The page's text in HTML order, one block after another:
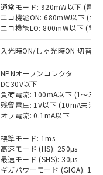
通常モード: 920mW以下 (電
エコ機能ON: 680mW以下 (電
エコ機能LO: 800mW以下 (電
入光時ON/しゃ光時ON 切替式
NPNオープンコレクタ
DC30V以下
負荷電流: 100mA以下 (1～3
残留電圧: 1V以下 (10mA未満
オフ電流: 0.1mA以下
標準モード: 1ms
高速モード (HS): 250µs
最速モード (SHS): 30µs
ギガパワーモード (GIGA):